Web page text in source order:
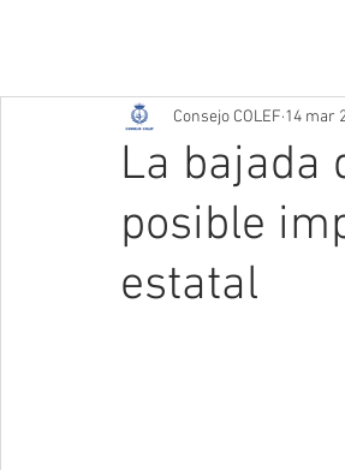
La bajada
posible
estatal
Consejo COLEF 14 mar